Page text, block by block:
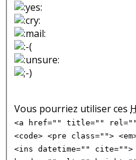
Vous pourriez utiliser ces
<a href="" title="" rel=""
<code> <pre class="">
<ins datetime=""